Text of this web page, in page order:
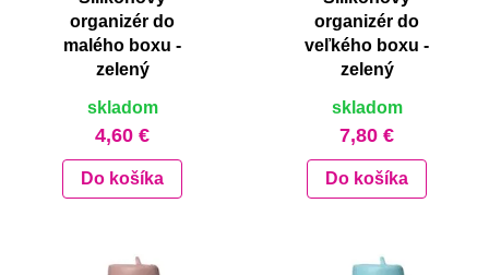
organizér do
malého boxu -
zelený
skladom
4,60 €
Do košíka
organizér do
veľkého boxu -
zelený
skladom
7,80 €
Do košíka